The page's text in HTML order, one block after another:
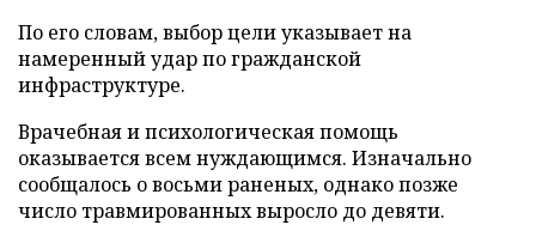
По его словам, выбор цели указывает на
намеренный удар по гражданской
инфраструктуре.
Врачебная и психологическая помощь
оказывается всем нуждающимся. Изначально
сообщалось о восьми раненых, однако позже
число травмированных выросло до девяти.